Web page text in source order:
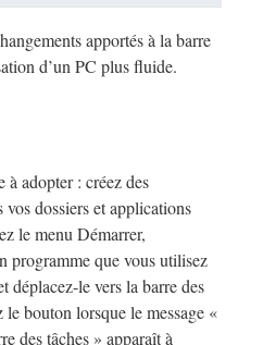
apportés à la barre
d’un PC plus fluide.
à adopter : créez des
vos dossiers et applications
le menu Démarrer,
programme que vous utilisez
déplacez-le vers la barre des
le bouton lorsque le message «
des tâches » apparaît à